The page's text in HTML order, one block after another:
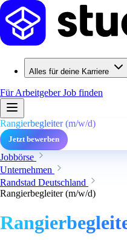
Alles für deine Karriere
Für ArbeitgeberJob finden
Rangierbegleiter (m/w/d)
Jetzt bewerben
Jobbörse
Unternehmen
Randstad Deutschland
Rangierbegleiter (m/w/d)